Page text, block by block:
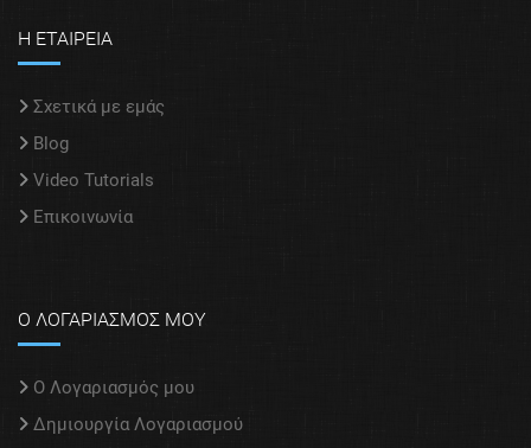
Η ΕΤΑΙΡΕΙΑ
Σχετικά με εμάς
Blog
Video Tutorials
Επικοινωνία
Ο ΛΟΓΑΡΙΑΣΜΟΣ ΜΟΥ
Ο Λογαριασμός μου
Δημιουργία Λογαριασμού